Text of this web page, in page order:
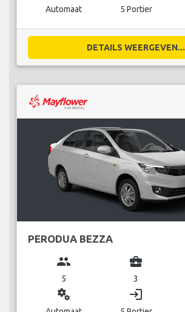
Automaat 5 Portier
DETAILS WEERGEVEN...
PERODUA BEZZA
group
5
business_center
3
miscellaneous_services login